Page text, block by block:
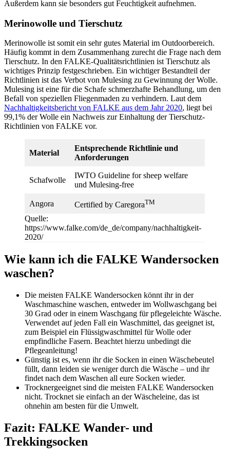
Außerdem kann sie besonders gut Feuchtigkeit aufnehmen.
Merinowolle und Tierschutz
Merinowolle ist somit ein sehr gutes Material im Outdoorbereich.
Häufig kommt in dem Zusammenhang zurecht die Frage nach dem
Tierschutz. In den FALKE-Qualitätsrichtlinien ist Tierschutz als
wichtiges Prinzip festgeschrieben. Ein wichtiger Bestandteil der
Richtlinien ist das Verbot von Mulesing zu Gewinnung der Wolle.
Mulesing ist eine für die Schafe schmerzhafte Behandlung, um den
Befall von speziellen Fliegenmaden zu verhindern. Laut dem
Nachhaltigkeitsbericht von FALKE aus dem Jahr 2020, liegt bei
99,1% der Wolle ein Nachweis zur Einhaltung der Tierschutz-
Richtlinien von FALKE vor.
Material
Entsprechende Richtlinie und
Anforderungen
Schafwolle
IWTO Guideline for sheep welfare
und Mulesing-free
Angora Certified by CaregoraTM
Quelle:
https://www.falke.com/de_de/company/nachhaltigkeit-
2020/
Wie kann ich die FALKE Wandersocken
waschen?
Die meisten FALKE Wandersocken könnt ihr in der
Waschmaschine waschen, entweder im Wollwaschgang bei
30 Grad oder in einem Waschgang für pflegeleichte Wäsche.
Verwendet auf jeden Fall ein Waschmittel, das geeignet ist,
zum Beispiel ein Flüssigwaschmittel für Wolle oder
empfindliche Fasern. Beachtet hierzu unbedingt die
Pflegeanleitung!
Günstig ist es, wenn ihr die Socken in einen Wäschebeutel
füllt, dann leiden sie weniger durch die Wäsche – und ihr
findet nach dem Waschen all eure Socken wieder.
Trocknergeeignet sind die meisten FALKE Wandersocken
nicht. Trocknet sie einfach an der Wäscheleine, das ist
ohnehin am besten für die Umwelt.
Fazit: FALKE Wander- und
Trekkingsocken